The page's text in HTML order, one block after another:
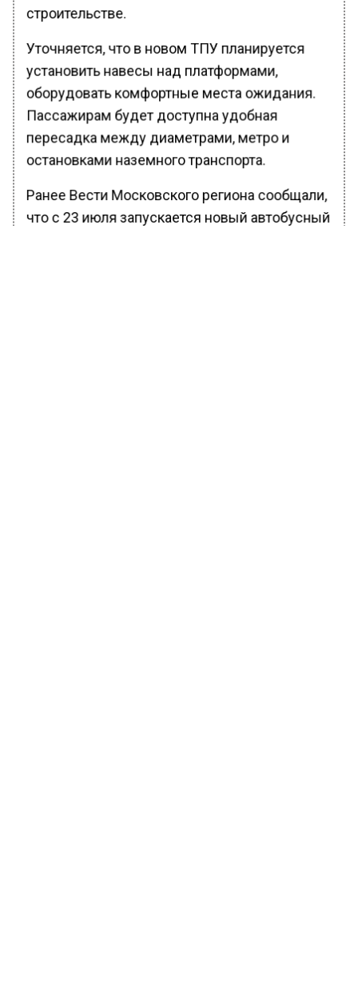
строительстве.
Уточняется, что в новом ТПУ планируется
установить навесы над платформами,
оборудовать комфортные места ожидания.
Пассажирам будет доступна удобная
пересадка между диаметрами, метро и
остановками наземного транспорта.
Ранее Вести Московского региона сообщали,
что с 23 июля запускается новый автобусный